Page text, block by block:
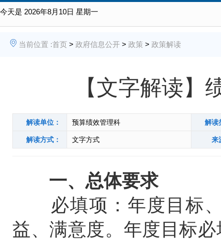
今天是 2026年8月10日 星期一
当前位置 :首页 > 政府信息公开 > 政策 > 政策解读
【文字解读】
解读单位： 预算绩效管理科 解读
解读方式： 文字方式 来
一、总体要求
必填项：年度目标、
益、满意度。年度目标